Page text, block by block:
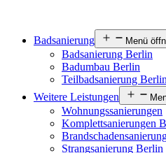
Badsanierung Menü
Badsanierung Berlin
Badumbau Berlin
Teilbadsanierung Berlin
Weitere Leistungen
Wohnungssanierungen
Komplettsanierungen
Strangsanierung Berlin